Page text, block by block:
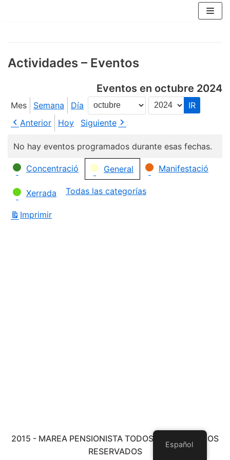
Actividades – Eventos
Eventos en octubre 2024
Mes Semana Día
Mes
Año
Anterior
Hoy Siguiente
No hay eventos programados durante esas fechas.
Categorías
Concentració General Manifestació
Xerrada Todas las categorías
Imprimir
2015 - MAREA PENSIONISTA TODOS LOS DERECHOS
RESERVADOS
Español